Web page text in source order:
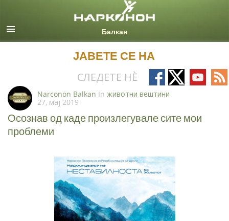
Macedonian
ЈАВЕТЕ СЕ НА
СЛЕДЕТЕ НÈ
Follow
on
Follow
on
Follow
on
on
Narconon Balkan In животни вештини
27, мај 2019
Осознав од каде произлегувале сите мои
проблеми